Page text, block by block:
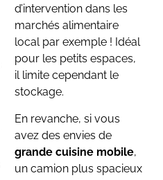
d’intervention dans les
marchés alimentaire
local par exemple ! Idéal
pour les petits espaces,
il limite cependant le
stockage.
En revanche, si vous
avez des envies de
grande cuisine mobile,
un camion plus spacieux